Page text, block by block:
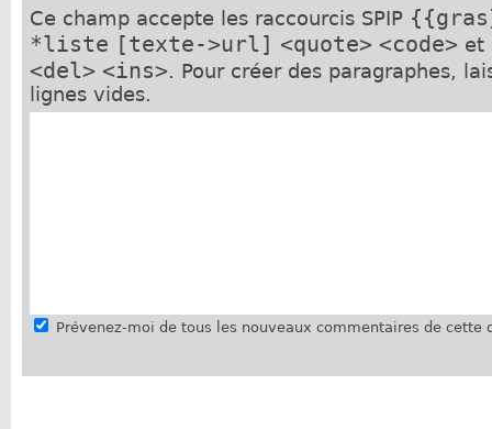
Ce champ accepte les raccourcis SPIP
*liste [texte->url] <quote> <code>et
<del> <ins>. Pour créer des paragraphes,
lignes vides.
Prévenez-moi de tous les nouveaux commentaires de cette